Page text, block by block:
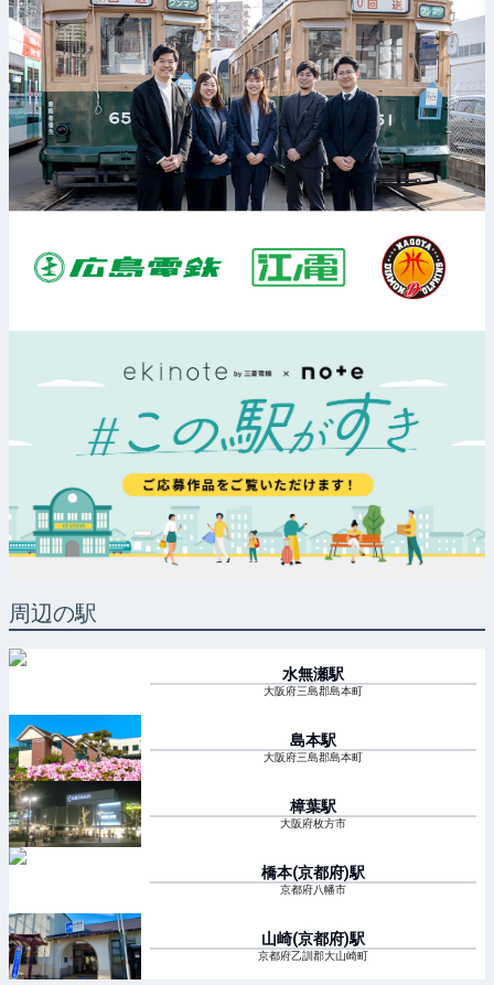
周辺の駅
水無瀬駅
大阪府三島郡島本町
島本駅
大阪府三島郡島本町
樟葉駅
大阪府枚方市
橋本(京都府)駅
京都府八幡市
山崎(京都府)駅
京都府乙訓郡大山崎町